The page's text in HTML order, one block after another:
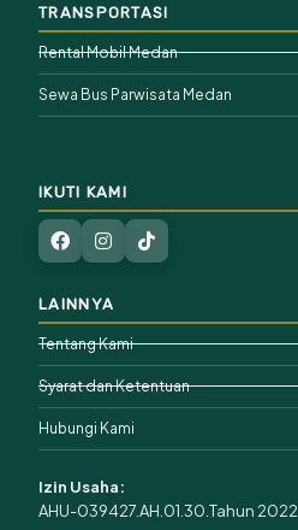
TRANSPORTASI
Rental Mobil Medan
Sewa Bus Parwisata Medan
IKUTI KAMI
LAINNYA
Tentang Kami
Syarat dan Ketentuan
Hubungi Kami
Izin Usaha:
AHU-039427.AH.01.30.Tahun 2022